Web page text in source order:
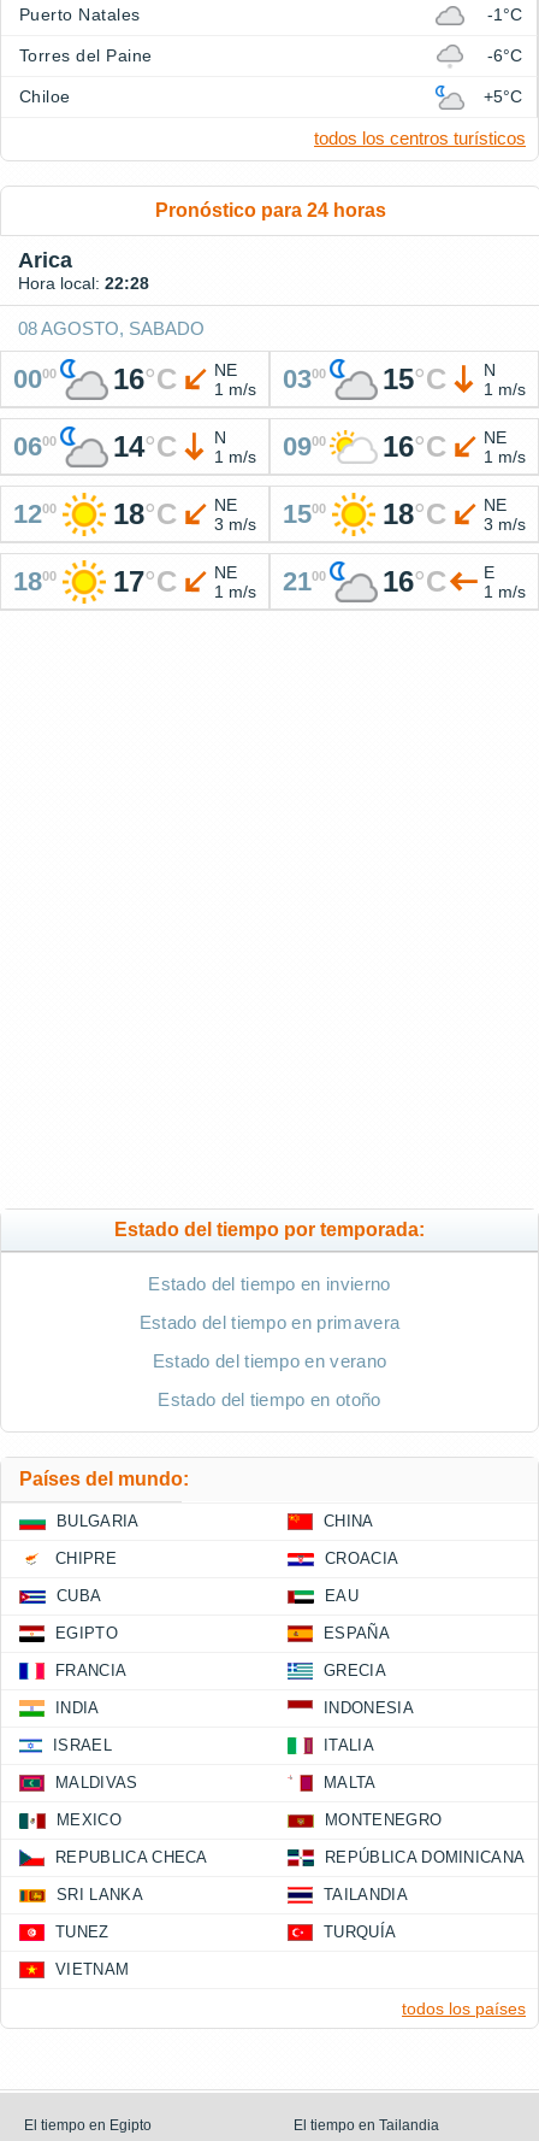
Puerto Natales -1°C
Torres del Paine -6°C
Chiloe +5°C
todos los centros turísticos
Pronóstico para 24 horas
Arica
Hora local: 22:28
08 AGOSTO, SABADO
0000 16°C
NE
1 m/s
0300 15°C
N
1 m/s
0600 14°C
N
1 m/s
0900 16°C
NE
1 m/s
1200 18°C
NE
3 m/s
1500 18°C
NE
3 m/s
1800 17°C
NE
1 m/s
2100 16°C
E
1 m/s
Estado del tiempo por temporada:
Estado del tiempo en invierno
Estado del tiempo en primavera
Estado del tiempo en verano
Estado del tiempo en otoño
Países del mundo:
BULGARIA CHINA
CHIPRE CROACIA
CUBA EAU
EGIPTO ESPAÑA
FRANCIA GRECIA
INDIA INDONESIA
ISRAEL ITALIA
MALDIVAS MALTA
MEXICO MONTENEGRO
REPUBLICA CHECA REPÚBLICA DOMINICANA
SRI LANKA TAILANDIA
TUNEZ TURQUÍA
VIETNAM
todos los países
El tiempo en Egipto El tiempo en Tailandia